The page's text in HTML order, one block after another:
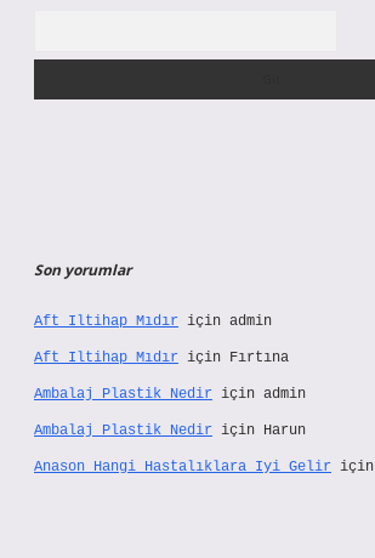
Son yorumlar
Aft Iltihap Mıdır için admin
Aft Iltihap Mıdır için Fırtına
Ambalaj Plastik Nedir için admin
Ambalaj Plastik Nedir için Harun
Anason Hangi Hastalıklara Iyi Gelir için